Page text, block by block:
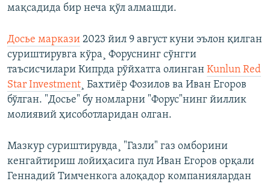
мақсадида бир неча қўл алмашди.
Досье маркази 2023 йил 9 август куни эълон қилган
суриштирувга кўра¸ Форуснинг сўнгги
таъсисчилари Кипрда рўйхатга олинган Kunlun Red
Star Investment¸ Бахтиëр Фозилов ва Иван Егоров
бўлган. "Досье" бу номларни "Форус"нинг йиллик
молиявий ҳисоботларидан олган.
Мазкур суриштирувда¸ "Газли" газ омборини
кенгайтириш лойиҳасига пул Иван Егоров орқали
Геннадий Тимченкога алоқадор компаниялардан